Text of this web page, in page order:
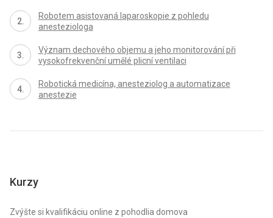
Robotem asistovaná laparoskopie z pohledu
anesteziologa
Význam dechového objemu a jeho monitorování při
vysokofrekvenční umělé plicní ventilaci
Robotická medicína, anesteziolog a automatizace
anestezie
Kurzy
Zvýšte si kvalifikáciu online z pohodlia domova